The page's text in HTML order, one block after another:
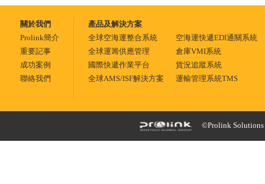
關於我們
Prolink簡介
重要記事
成功案例
聯絡我們
產品及解決方案
全球空海運整合系統
空海運快遞EDI通關系統
全球運籌供應管理
倉庫VMI系統
國際快遞作業平台
貨況追蹤系統
全球AMS/ISF解決方案
運輸管理系統TMS
©Prolink Solutions